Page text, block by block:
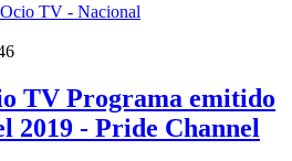
TV - Nacional
TV Programa emitido
2019 - Pride Channel